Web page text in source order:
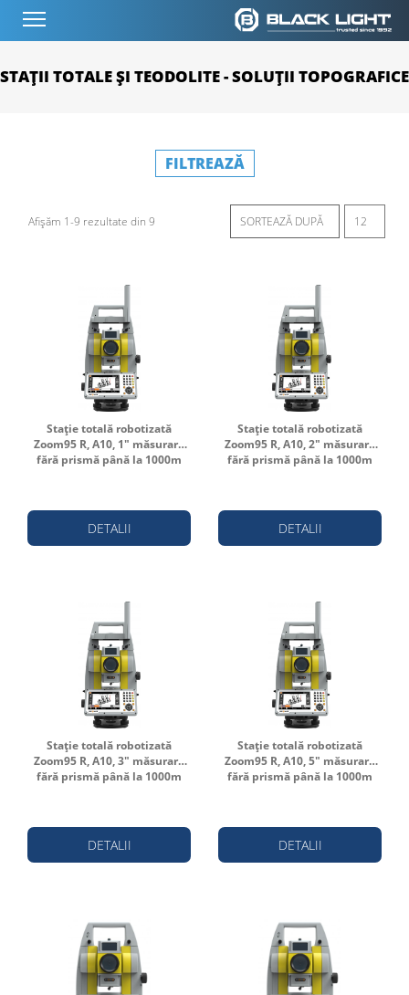
STAȚII TOTALE ȘI TEODOLITE - SOLUȚII TOPOGRAFICE
FILTREAZĂ
Afișăm 1-9 rezultate din 9
Stație totală robotizată
Zoom95 R, A10, 1" măsurare
fără prismă până la 1000m
DETALII
Stație totală robotizată
Zoom95 R, A10, 2" măsurare
fără prismă până la 1000m
DETALII
Stație totală robotizată
Zoom95 R, A10, 3" măsurare
fără prismă până la 1000m
DETALII
Stație totală robotizată
Zoom95 R, A10, 5" măsurare
fără prismă până la 1000m
DETALII